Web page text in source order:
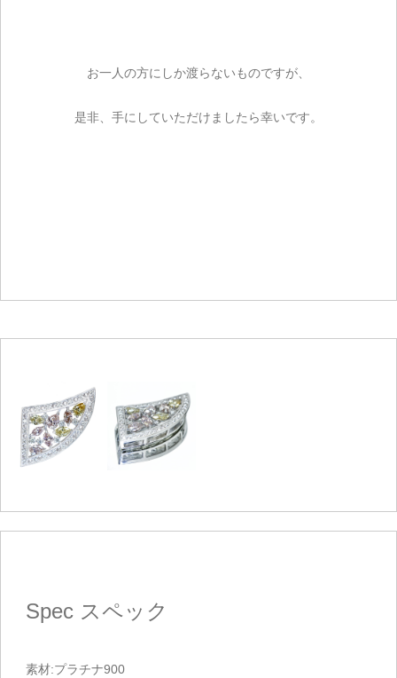
お一人の方にしか渡らないものですが、
是非、手にしていただけましたら幸いです。
Spec スペック
素材:プラチナ900